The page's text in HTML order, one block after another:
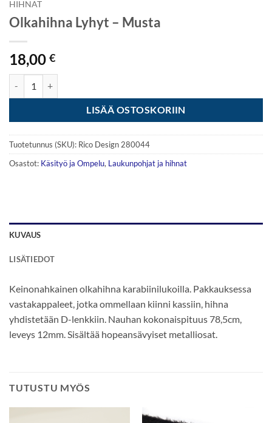
HIHNAT
Olkahihna Lyhyt – Musta
18,00 €
LISÄÄ OSTOSKORIIN
Tuotetunnus (SKU): Rico Design 280044
Osastot: Käsityö ja Ompelu, Laukunpohjat ja hihnat
KUVAUS
LISÄTIEDOT
Keinonahkainen olkahihna karabiinilukoilla. Pakkauksessa
vastakappaleet, jotka ommellaan kiinni kassiin, hihna
yhdistetään D-lenkkiin. Nauhan kokonaispituus 78,5cm,
leveys 12mm. Sisältää hopeansävyiset metalliosat.
TUTUSTU MYÖS